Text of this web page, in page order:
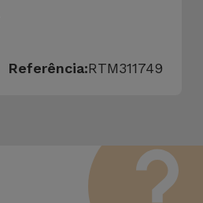
Referência:RTM311749